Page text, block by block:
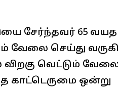
சேர்ந்தவர் 65
வேலை செய்து
வெட்டும்
காட்டெருமை ஒன்று